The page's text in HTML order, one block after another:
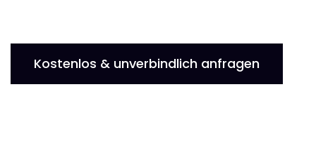
Kostenlos & unverbindlich anfragen